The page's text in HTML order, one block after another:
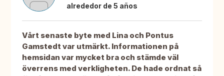
alrededor de 5 años
Vårt senaste byte med Lina och Pontus
Gamstedt var utmärkt. Informationen på
hemsidan var mycket bra och stämde väl
överrens med verkligheten. De hade ordnat så